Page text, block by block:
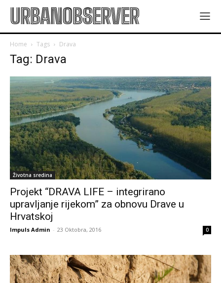
URBANOBSERVER
Home Tags Drava
Tag: Drava
Životna sredina
Projekt “DRAVA LIFE – integrirano
upravljanje rijekom” za obnovu Drave u
Hrvatskoj
Impuls Admin - 23 Oktobra, 2016 0